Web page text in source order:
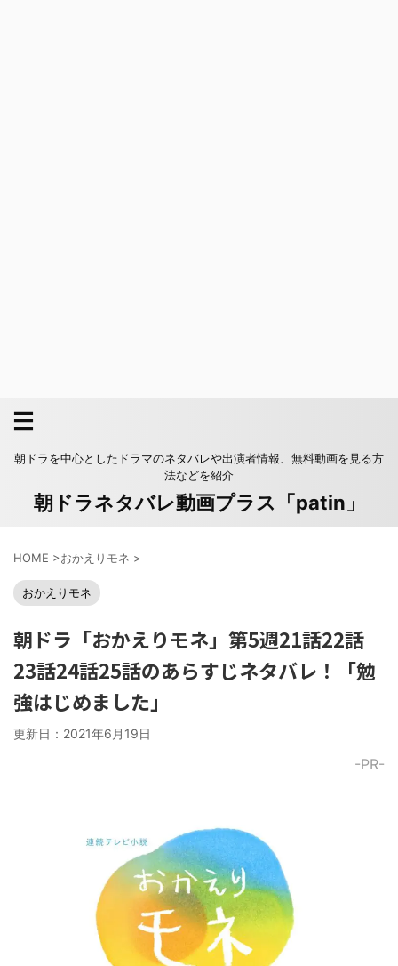
朝ドラを中心としたドラマのネタバレや出演者情報、無料動画を見る方
法などを紹介
朝ドラネタバレ動画プラス「patin」
HOME >おかえりモネ >
おかえりモネ
朝ドラ「おかえりモネ」第5週21話22話
23話24話25話のあらすじネタバレ！「勉
強はじめました」
更新日： 2021年6月19日
-PR-